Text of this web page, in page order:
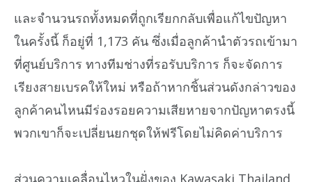
และจำนวนรถทั้งหมดที่ถูกเรียกกลับเพื่อแก้ไขปัญหา
ในครั้งนี้ ก็อยู่ที่ 1,173 คัน ซึ่งเมื่อลูกค้านำตัวรถเข้ามา
ที่ศูนย์บริการ ทางทีมช่างที่รอรับบริการ ก็จะจัดการ
เรียงสายเบรคให้ใหม่ หรือถ้าหากชิ้นส่วนดังกล่าวของ
ลูกค้าคนไหนมีร่องรอยความเสียหายจากปัญหาตรงนี้
พวกเขาก็จะเปลี่ยนยกชุดให้ฟรีโดยไม่คิดค่าบริการ